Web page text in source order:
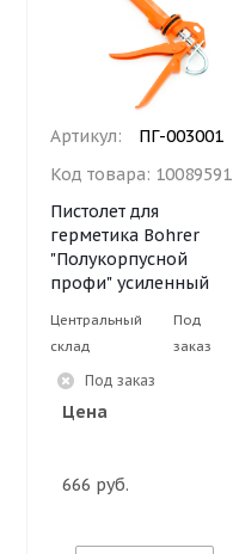
Артикул:
ПГ-003001
Код товара: 10089591
Пистолет для
герметика Bohrer
"Полукорпусной
профи" усиленный
Центральный
склад
Под
заказ
Под заказ
Цена
666 руб.